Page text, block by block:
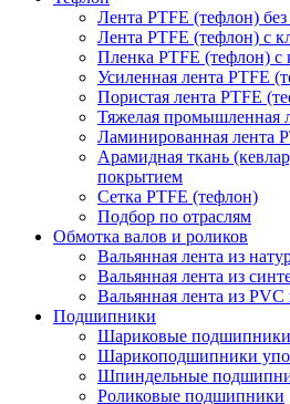
Лента PTFE (тефлон)
Лента PTFE (тефлон) с
Пленка PTFE (тефлон) с
Усиленная лента PTFE
Пористая лента PTFE
Тяжелая промышленная
Ламинированная лента
Арамидная ткань
покрытием
Сетка PTFE (тефлон)
Подбор по отраслям
Обмотка валов и роликов
Вальянная лента из
Вальянная лента из
Вальянная лента из PVC
Подшипники
Шариковые подшипники
Шарикоподшипники
Шпиндельные
Роликовые подшипники